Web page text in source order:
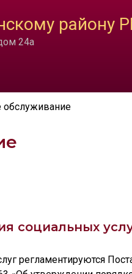
ГОЛОС
району
24а
обслуживание
социальных
регламентируются